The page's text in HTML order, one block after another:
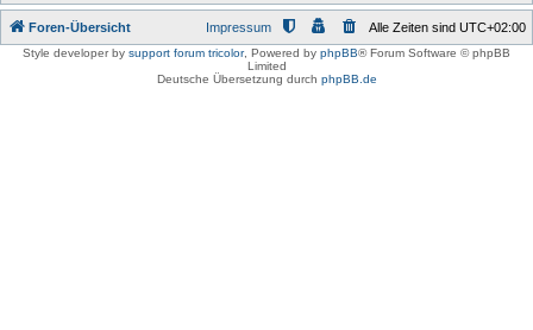
Foren-Übersicht Alle Zeiten sind UTC+02:00
Impressum
Style developer by support forum tricolor, Powered by phpBB® Forum Software © phpBB
Limited
Deutsche Übersetzung durch phpBB.de